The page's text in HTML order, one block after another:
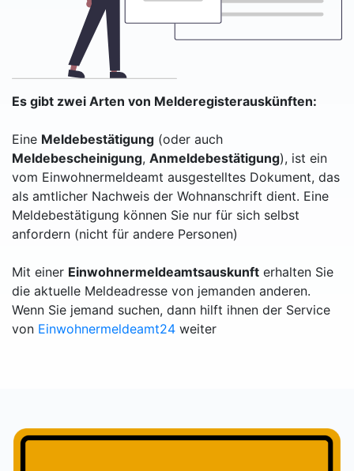
Es gibt zwei Arten von Melderegisterauskünften:
Eine Meldebestätigung (oder auch
Meldebescheinigung, Anmeldebestätigung), ist ein
vom Einwohnermeldeamt ausgestelltes Dokument, das
als amtlicher Nachweis der Wohnanschrift dient. Eine
Meldebestätigung können Sie nur für sich selbst
anfordern (nicht für andere Personen)
Mit einer Einwohnermeldeamtsauskunft erhalten Sie
die aktuelle Meldeadresse von jemanden anderen.
Wenn Sie jemand suchen, dann hilft ihnen der Service
von Einwohnermeldeamt24 weiter